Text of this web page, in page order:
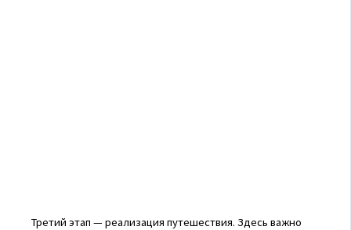
Третий этап — реализация путешествия. Здесь важно